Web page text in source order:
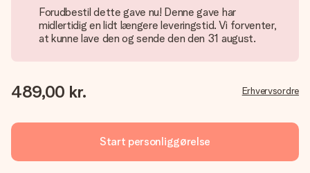
Forudbestil dette gave nu! Denne gave har
midlertidig en lidt længere leveringstid. Vi forventer,
at kunne lave den og sende den den 31 august.
489,00 kr. Erhvervsordre
Start personliggørelse